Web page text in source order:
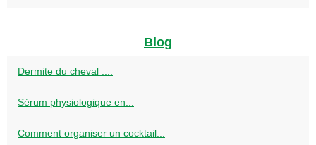
Blog
Dermite du cheval :...
Sérum physiologique en...
Comment organiser un cocktail...